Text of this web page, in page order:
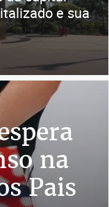
e sua
na
Pais